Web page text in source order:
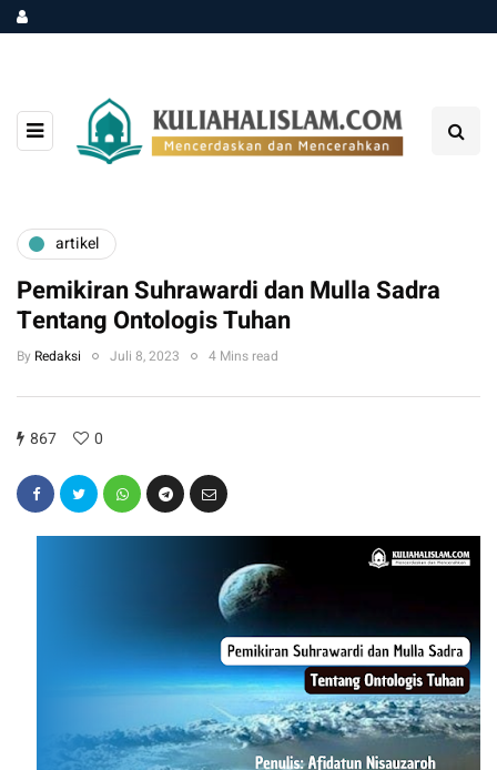
artikel
Pemikiran Suhrawardi dan Mulla Sadra
Tentang Ontologis Tuhan
By Redaksi Juli 8, 2023 4 Mins read
867 0